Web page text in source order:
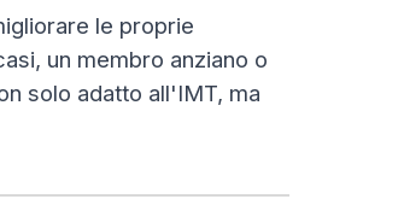
le proprie
un membro anziano o
solo adatto all'IMT, ma